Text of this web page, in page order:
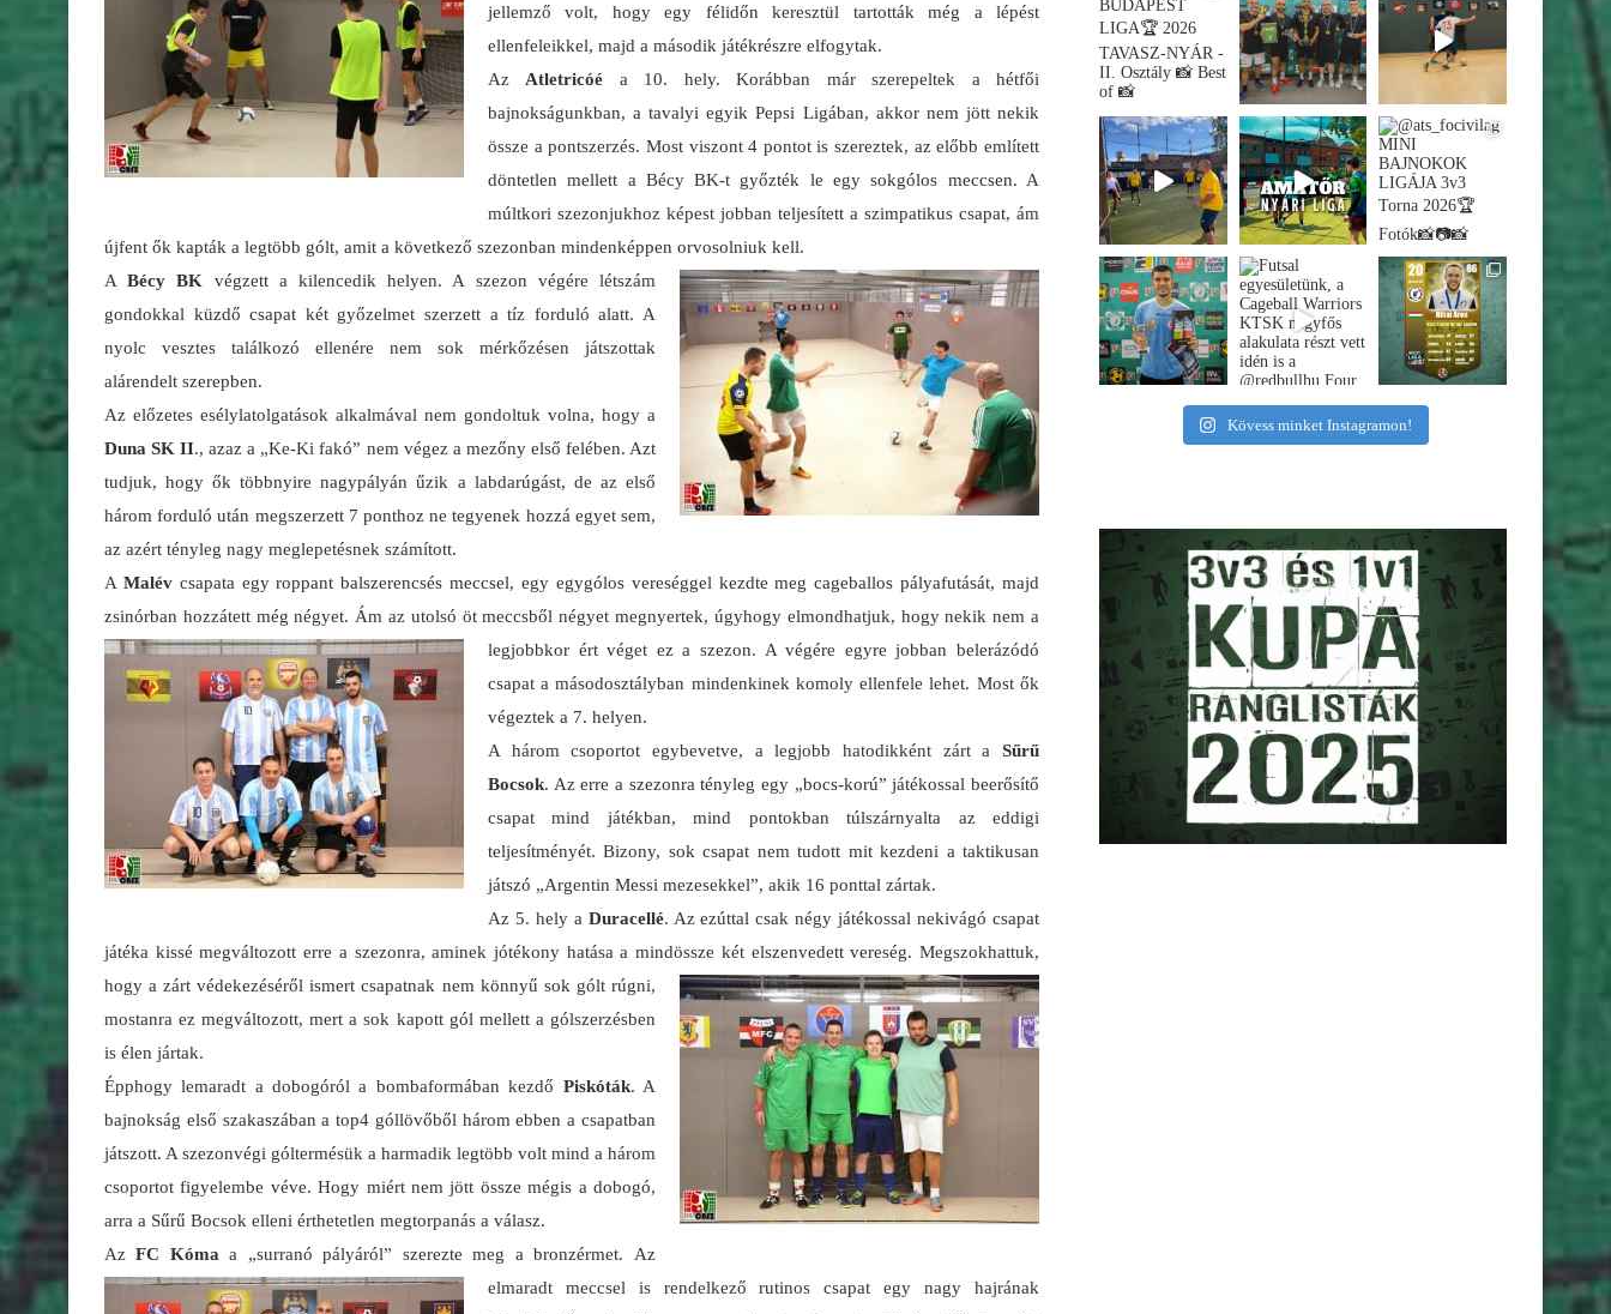
jellemző volt, hogy egy félidőn keresztül tartották még a lépést
ellenfeleikkel, majd a második játékrészre elfogytak.
Az Atletricóé a 10. hely. Korábban már szerepeltek a hétfői
bajnokságunkban, a tavalyi egyik Pepsi Ligában, akkor nem jött nekik
össze a pontszerzés. Most viszont 4 pontot is szereztek, az előbb említett
döntetlen mellett a Bécy BK-t győzték le egy sokgólos meccsen. A
múltkori szezonjukhoz képest jobban teljesített a szimpatikus csapat, ám
újfent ők kapták a legtöbb gólt, amit a következő szezonban mindenképpen orvosolniuk kell.
ABécy BK végzett a kilencedik helyen. A szezon végére létszám
gondokkal küzdő csapat két győzelmet szerzett a tíz forduló alatt. A
nyolc vesztes találkozó ellenére nem sok mérkőzésen játszottak
alárendelt szerepben.
Az előzetes esélylatolgatások alkalmával nem gondoltuk volna, hogy a
Duna SK II., azaz a „Ke-Ki fakó” nem végez a mezőny első felében. Azt
tudjuk, hogy ők többnyire nagypályán űzik a labdarúgást, de az első
három forduló után megszerzett 7 ponthoz ne tegyenek hozzá egyet sem,
az azért tényleg nagy meglepetésnek számított.
A Malévcsapata egy roppant balszerencsés meccsel, egy egygólos vereséggel kezdte meg cageballos pályafutását, majd
zsinórban hozzátett még négyet. Ám az utolsó öt meccsből négyet megnyertek, úgyhogy elmondhatjuk, hogy nekik nem a
legjobbkor ért véget ez a szezon. A végére egyre jobban belerázódó
csapat a másodosztályban mindenkinek komoly ellenfele lehet. Most ők
végeztek a 7. helyen.
A három csoportot egybevetve, a legjobb hatodikként zárt a Sűrű
Bocsok. Az erre a szezonra tényleg egy „bocs-korú” játékossal beerősítő
csapat mind játékban, mind pontokban túlszárnyalta az eddigi
teljesítményét. Bizony, sok csapat nem tudott mit kezdeni a taktikusan
játszó „Argentin Messi mezesekkel”, akik 16 ponttal zártak.
Az 5. hely a Duracellé. Az ezúttal csak négy játékossal nekivágó csapat
játéka kissé megváltozott erre a szezonra, aminek jótékony hatása a mindössze két elszenvedett vereség. Megszokhattuk,
hogy a zárt védekezéséről ismert csapatnak nem könnyű sok gólt rúgni,
mostanra ez megváltozott, mert a sok kapott gól mellett a gólszerzésben
is élen jártak.
Épphogy lemaradt a dobogóról a bombaformában kezdő Piskóták. A
bajnokság első szakaszában a top4 góllövőből három ebben a csapatban
játszott. A szezonvégi góltermésük a harmadik legtöbb volt mind a három
csoportot figyelembe véve. Hogy miért nem jött össze mégis a dobogó,
arra a Sűrű Bocsok elleni érthetetlen megtorpanás a válasz.
Az FC Kóma a „surranó pályáról” szerezte meg a bronzérmet. Az
elmaradt meccsel is rendelkező rutinos csapat egy nagy hajrának
Kövess minket Instagramon!